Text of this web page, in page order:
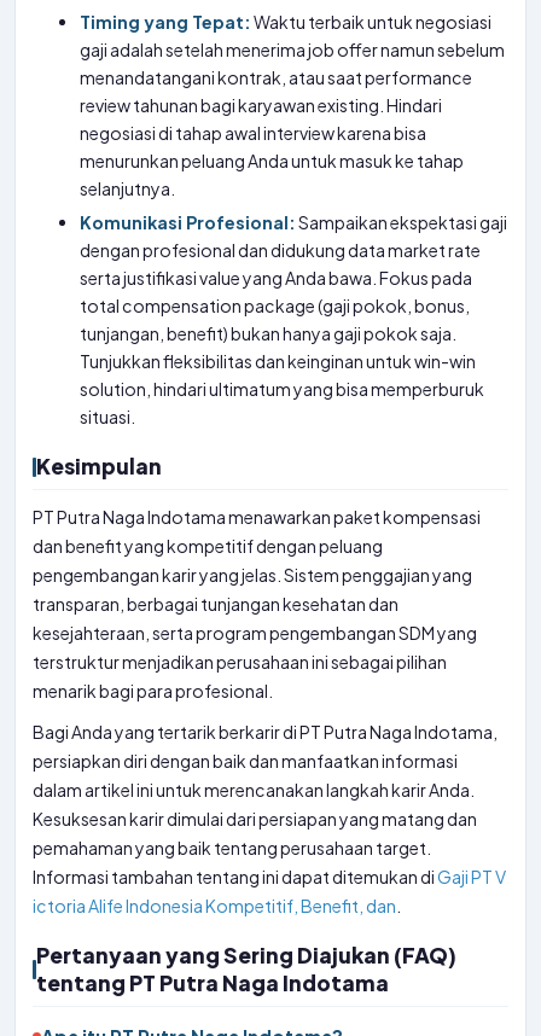
Timing yang Tepat: Waktu terbaik untuk negosiasi
gaji adalah setelah menerima job offer namun sebelum
menandatangani kontrak, atau saat performance
review tahunan bagi karyawan existing. Hindari
negosiasi di tahap awal interview karena bisa
menurunkan peluang Anda untuk masuk ke tahap
selanjutnya.
Komunikasi Profesional: Sampaikan ekspektasi gaji
dengan profesional dan didukung data market rate
serta justifikasi value yang Anda bawa. Fokus pada
total compensation package (gaji pokok, bonus,
tunjangan, benefit) bukan hanya gaji pokok saja.
Tunjukkan fleksibilitas dan keinginan untuk win-win
solution, hindari ultimatum yang bisa memperburuk
situasi.
Kesimpulan
PT Putra Naga Indotama menawarkan paket kompensasi
dan benefit yang kompetitif dengan peluang
pengembangan karir yang jelas. Sistem penggajian yang
transparan, berbagai tunjangan kesehatan dan
kesejahteraan, serta program pengembangan SDM yang
terstruktur menjadikan perusahaan ini sebagai pilihan
menarik bagi para profesional.
Bagi Anda yang tertarik berkarir di PT Putra Naga Indotama,
persiapkan diri dengan baik dan manfaatkan informasi
dalam artikel ini untuk merencanakan langkah karir Anda.
Kesuksesan karir dimulai dari persiapan yang matang dan
pemahaman yang baik tentang perusahaan target.
Informasi tambahan tentang ini dapat ditemukan diGaji PT V
ictoria Alife Indonesia Kompetitif, Benefit, dan
Pertanyaan yang Sering Diajukan (FAQ)
tentang PT Putra Naga Indotama